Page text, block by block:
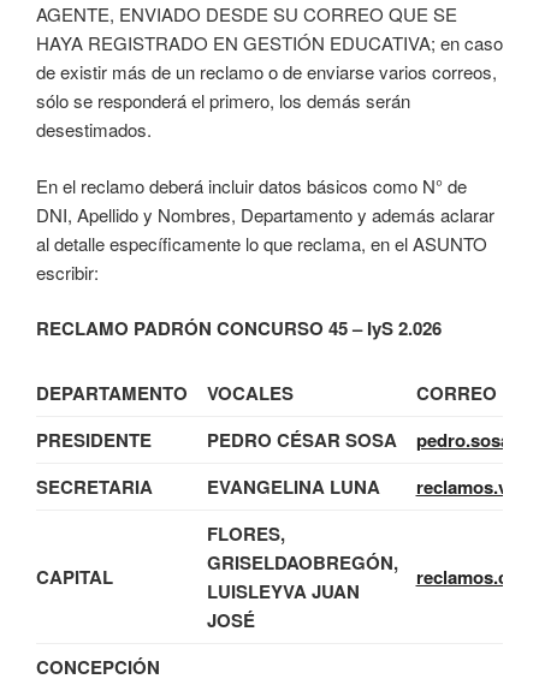
AGENTE, ENVIADO DESDE SU CORREO QUE SE
HAYA REGISTRADO EN GESTIÓN EDUCATIVA; en caso
de existir más de un reclamo o de enviarse varios correos,
sólo se responderá el primero, los demás serán
desestimados.
En el reclamo deberá incluir datos básicos como N° de
DNI, Apellido y Nombres, Departamento y además aclarar
al detalle específicamente lo que reclama, en el ASUNTO
escribir:
RECLAMO PADRÓN CONCURSO 45 – IyS 2.026
DEPARTAMENTO VOCALES
CORREO DE
PRESIDENTE
PEDRO CÉSAR SOSA
SECRETARIA
EVANGELINA LUNA
CAPITAL
FLORES,
GRISELDAOBREGÓN,
LUISLEYVA JUAN
JOSÉ
CONCEPCIÓN